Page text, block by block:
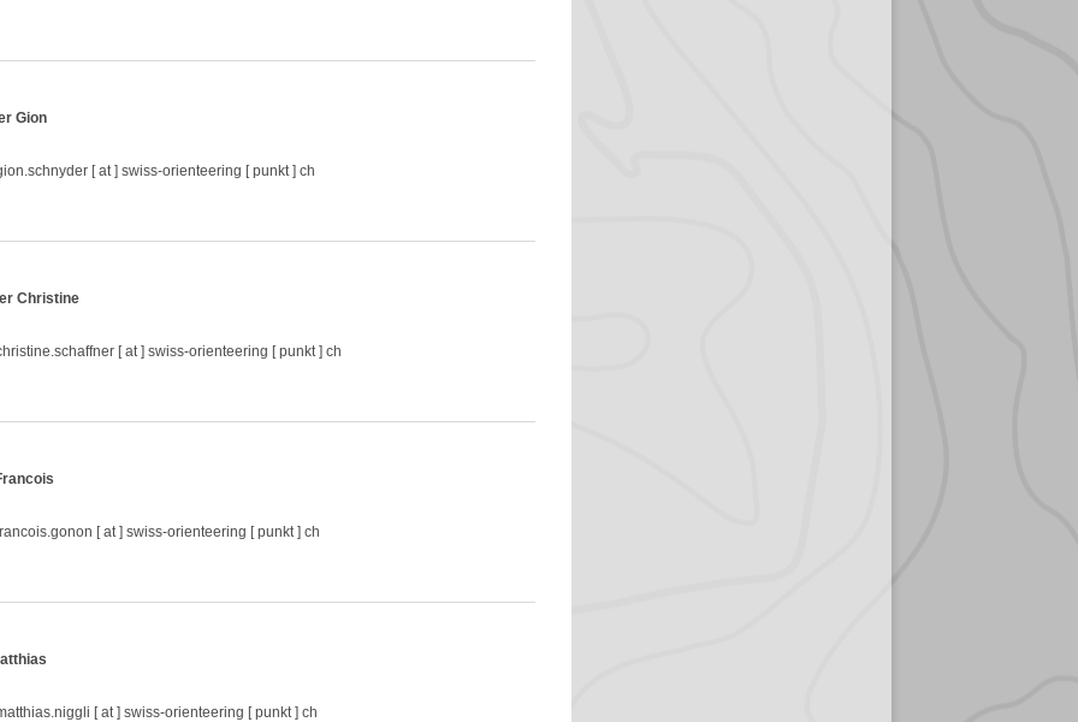
Gion
[ at ] swiss-orienteering [ punkt ] ch
Christine
[ at ] swiss-orienteering [ punkt ] ch
[ at ] swiss-orienteering [ punkt ] ch
[ at ] swiss-orienteering [ punkt ] ch